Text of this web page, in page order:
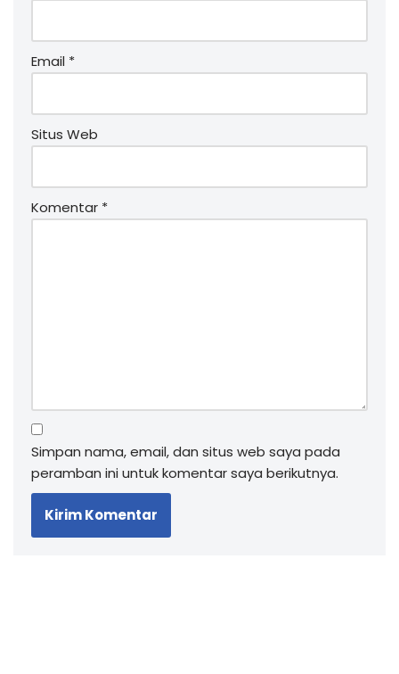
Email *
Situs Web
Komentar *
Simpan nama, email, dan situs web saya pada
peramban ini untuk komentar saya berikutnya.